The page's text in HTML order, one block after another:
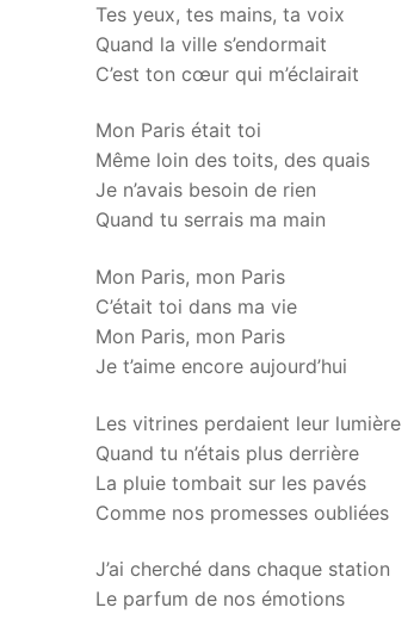
Tes yeux, tes mains, ta voix
Quand la ville s’endormait
C’est ton cœur qui m’éclairait
Mon Paris était toi
Même loin des toits, des quais
Je n’avais besoin de rien
Quand tu serrais ma main
Mon Paris, mon Paris
C’était toi dans ma vie
Mon Paris, mon Paris
Je t’aime encore aujourd’hui
Les vitrines perdaient leur lumière
Quand tu n’étais plus derrière
La pluie tombait sur les pavés
Comme nos promesses oubliées
J’ai cherché dans chaque station
Le parfum de nos émotions